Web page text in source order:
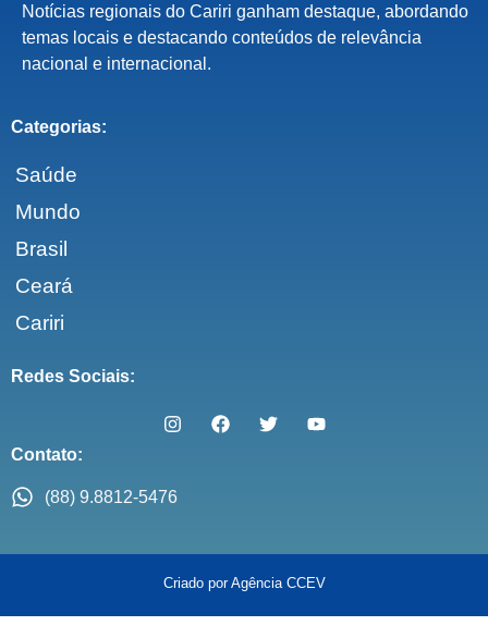
Notícias regionais do Cariri ganham destaque, abordando
temas locais e destacando conteúdos de relevância
nacional e internacional.
Categorias:
Saúde
Mundo
Brasil
Ceará
Cariri
Redes Sociais:
Contato:
(88) 9.8812-5476
Criado por Agência CCEV